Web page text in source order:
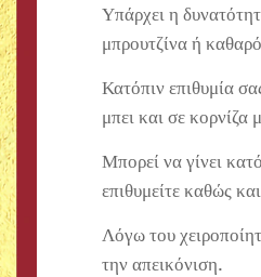
Υπάρχει η
μπρουτζίνα ή
Κατόπιν επιθυμία
μπει και σε κορνίζα
Μπορεί να γίνει
επιθυμείτε καθώς
Λόγω του
την απεικόνιση.